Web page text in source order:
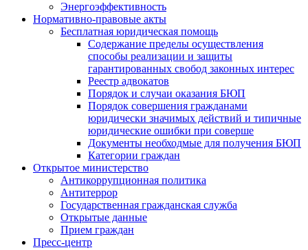
Энергоэффективность
Нормативно-правовые акты
Бесплатная юридическая помощь
Содержание пределы осуществления
способы реализации и защиты
гарантированных свобод законных интерес
Реестр адвокатов
Порядок и случаи оказания БЮП
Порядок совершения гражданами
юридически значимых действий и типичные
юридические ошибки при соверше
Документы необходмые для получения БЮП
Категории граждан
Открытое министерство
Антикоррупционная политика
Антитеррор
Государственная гражданская служба
Открытые данные
Прием граждан
Пресс-центр